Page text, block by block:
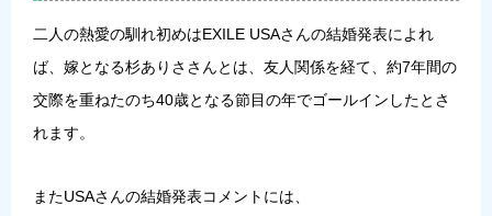
二人の熱愛の馴れ初めはEXILE USAさんの結婚発表によれ
ば、嫁となる杉ありささんとは、友人関係を経て、約7年間の
交際を重ねたのち40歳となる節目の年でゴールインしたとさ
れます。
またUSAさんの結婚発表コメントには、